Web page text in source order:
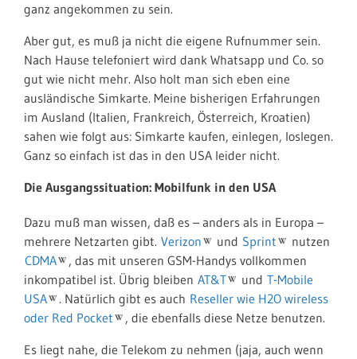
ganz angekommen zu sein.
Aber gut, es muß ja nicht die eigene Rufnummer sein.
Nach Hause telefoniert wird dank Whatsapp und Co. so
gut wie nicht mehr. Also holt man sich eben eine
ausländische Simkarte. Meine bisherigen Erfahrungen
im Ausland (Italien, Frankreich, Österreich, Kroatien)
sahen wie folgt aus: Simkarte kaufen, einlegen, loslegen.
Ganz so einfach ist das in den USA leider nicht.
Die Ausgangssituation: Mobilfunk in den USA
Dazu muß man wissen, daß es – anders als in Europa –
mehrere Netzarten gibt. Verizon und Sprint
nutzen
CDMA
, das mit unseren GSM-Handys vollkommen
inkompatibel ist. Übrig bleiben AT&T und T-Mobile
USA
. Natürlich gibt es auch Reseller wie H2O wireless
oder Red Pocket
, die ebenfalls diese Netze benutzen.
Es liegt nahe, die Telekom zu nehmen (jaja, auch wenn